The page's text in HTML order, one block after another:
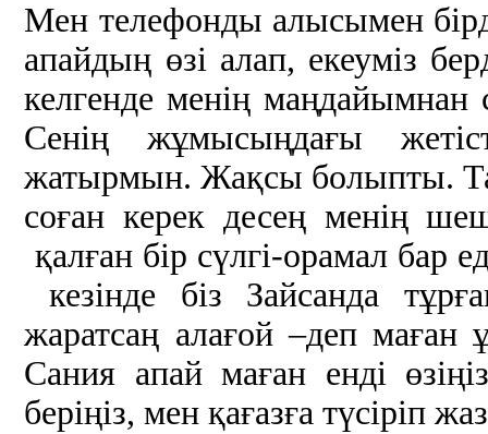
Мен телефонды алысымен
апайдың өзі алап, екеуміз
келгенде менің
Сенің жұмысыңдағы
жатырмын. Жақсы болыпты.
соған керек десең менің
қалған бір сүлгі-орамал
кезінде біз Зайсанда
жаратсаң алағой –деп
Сания апай маған енді
беріңіз, мен қағазға түсіріп